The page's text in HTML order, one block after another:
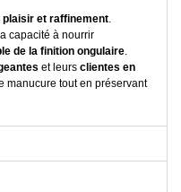
et raffinement.
capacité à nourrir
de la finition ongulaire.
et leurs clientes en
manucure tout en préservant